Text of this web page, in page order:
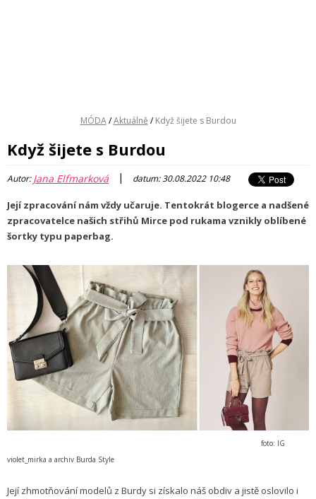
MÓDA / Aktuálně / Když šijete s Burdou
Když šijete s Burdou
Autor:Jana Elfmarková | datum: 30.08.2022 10:48
Její zpracování nám vždy učaruje. Tentokrát blogerce a nadšené
zpracovatelce našich střihů Mirce pod rukama vznikly oblíbené
šortky typu paperbag.
foto: IG
violet_mirka a archiv Burda Style
Její zhmotňování modelů z Burdy si získalo náš obdiv a jistě oslovilo i